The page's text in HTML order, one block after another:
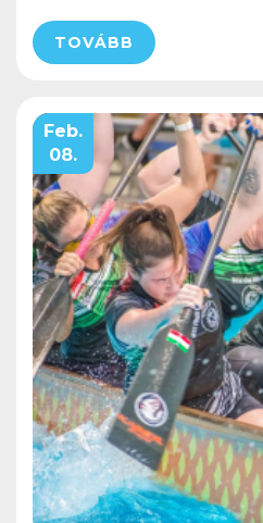
TOVÁBB
Feb.
08.